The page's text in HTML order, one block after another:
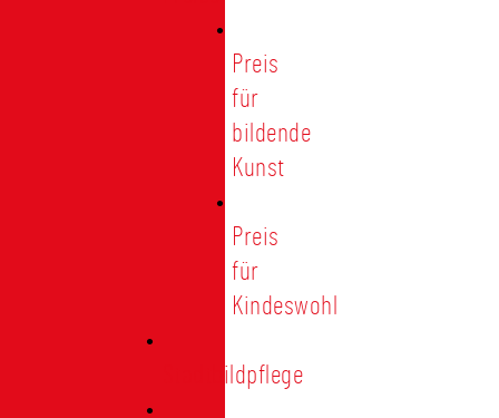
Preis
für
bildende
Kunst
Preis
für
Kindeswohl
Stadtbildpflege